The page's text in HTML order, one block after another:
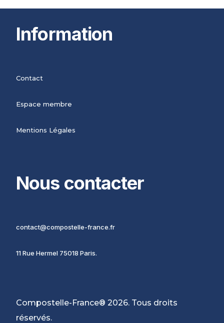
Information
Contact
Espace membre
Mentions Légales
Nous contacter
contact@compostelle-france.fr
11 Rue Hermel 75018 Paris.
Compostelle-France® 2026. Tous droits
réservés.